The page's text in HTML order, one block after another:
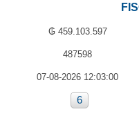
₲ 459.103.597
487598
07-08-2026 12:03:00
6